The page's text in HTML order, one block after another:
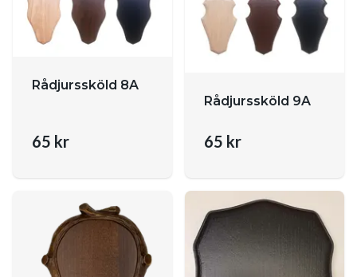
Rådjurssköld 8A
65 kr
Rådjurssköld 9A
65 kr